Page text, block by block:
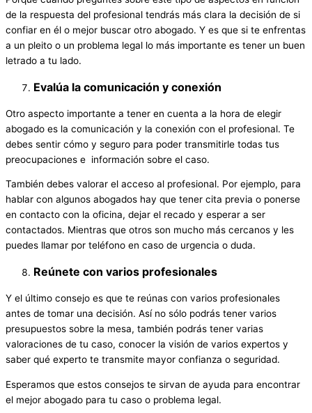
de la respuesta del profesional tendrás más clara la decisión de si
confiar en él o mejor buscar otro abogado. Y es que si te enfrentas
a un pleito o un problema legal lo más importante es tener un buen
letrado a tu lado.
Evalúa la comunicación y conexión
Otro aspecto importante a tener en cuenta a la hora de elegir
abogado es la comunicación y la conexión con el profesional. Te
debes sentir cómo y seguro para poder transmitirle todas tus
preocupaciones e información sobre el caso.
También debes valorar el acceso al profesional. Por ejemplo, para
hablar con algunos abogados hay que tener cita previa o ponerse
en contacto con la oficina, dejar el recado y esperar a ser
contactados. Mientras que otros son mucho más cercanos y les
puedes llamar por teléfono en caso de urgencia o duda.
Reúnete con varios profesionales
Y el último consejo es que te reúnas con varios profesionales
antes de tomar una decisión. Así no sólo podrás tener varios
presupuestos sobre la mesa, también podrás tener varias
valoraciones de tu caso, conocer la visión de varios expertos y
saber qué experto te transmite mayor confianza o seguridad.
Esperamos que estos consejos te sirvan de ayuda para encontrar
el mejor abogado para tu caso o problema legal.